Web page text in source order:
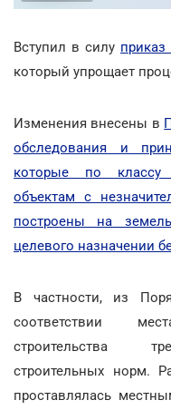
Вступил в силу
который упрощает
Изменения внесены в
обследования и
которые по классу
объектам с
построены на
целевого назначении
В частности, из
соответствии
строительства
строительных норм.
проставлялась